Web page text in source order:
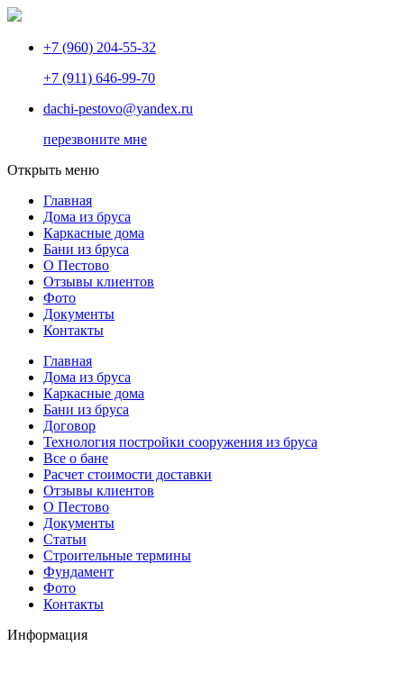
+7 (960) 204-55-32
+7 (911) 646-99-70
dachi-pestovo@yandex.ru
перезвоните мне
Открыть меню
Главная
Дома из бруса
Каркасные дома
Бани из бруса
О Пестово
Отзывы клиентов
Фото
Документы
Контакты
Главная
Дома из бруса
Каркасные дома
Бани из бруса
Договор
Технология постройки сооружения из бруса
Все о бане
Расчет стоимости доставки
Отзывы клиентов
О Пестово
Документы
Статьи
Строительные термины
Фундамент
Фото
Контакты
Информация